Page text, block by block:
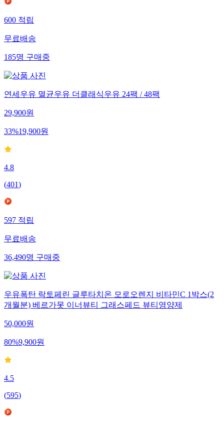
600적립
무료배송
185명구매중
연세우유 멸균우유 더클래식우유 24팩 / 48팩
29,900원
33%19,900원
4.8
(401)
597적립
무료배송
36,490명구매중
우유폭탄 락토페린 글루타치온 모로오렌지 비타민C 1박스(2
개월분) 베르가못 이너뷰티 그래스페드 뷰티영양제
50,000원
80%9,900원
4.5
(595)